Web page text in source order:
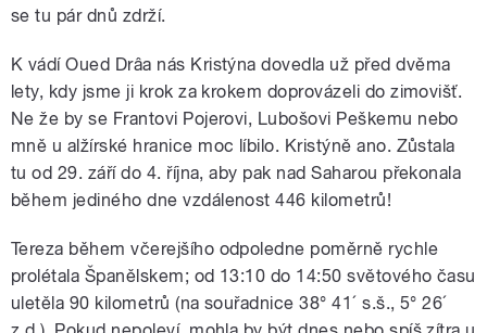
se tu pár dnů zdrží.
K vádí Oued Drâa nás Kristýna dovedla už před dvěma
lety, kdy jsme ji krok za krokem doprovázeli do zimovišť.
Ne že by se Frantovi Pojerovi, Lubošovi Peškemu nebo
mně u alžírské hranice moc líbilo. Kristýně ano. Zůstala
tu od 29. září do 4. října, aby pak nad Saharou překonala
během jediného dne vzdálenost 446 kilometrů!
Tereza během včerejšího odpoledne poměrně rychle
prolétala Španělskem; od 13:10 do 14:50 světového času
uletěla 90 kilometrů (na souřadnice 38° 41´ s.š., 5° 26´